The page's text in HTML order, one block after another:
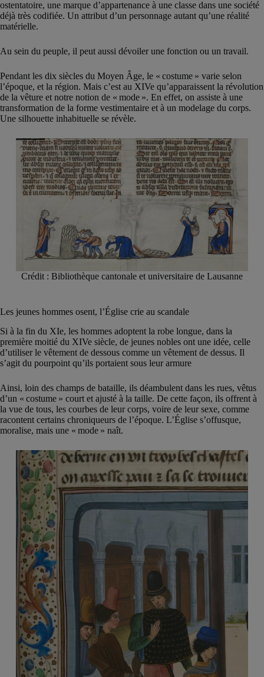
ostentatoire, une marque d’appartenance à une classe dans une société
déjà très codifiée. Un attribut d’un personnage autant qu’une réalité
matérielle.
Au sein du peuple, il peut aussi dévoiler une fonction ou un travail.
Pendant les dix siècles du Moyen Âge, le « costume » varie selon
l’époque, et la région. Mais c’est au XIVe qu’apparaissent la révolution
de la vêture et notre notion de « mode ». En effet, on assiste à une
transformation de la forme vestimentaire et à un modelage du corps.
Une silhouette inhabituelle se révèle.
Crédit : Bibliothèque cantonale et universitaire de Lausanne
Les jeunes hommes osent, l’Église crie au scandale
Si à la fin du XIe, les hommes adoptent la robe longue, dans la
première moitié du XIVe siècle, de jeunes nobles ont une idée, celle
d’utiliser le vêtement de dessous comme un vêtement de dessus. Il
s’agit du pourpoint qu’ils portaient sous leur armure
Ainsi, loin des champs de bataille, ils déambulent dans les rues, vêtus
d’un « costume » court et ajusté à la taille. De cette façon, ils offrent à
la vue de tous, les courbes de leur corps, voire de leur sexe, comme
racontent certains chroniqueurs de l’époque. L’Église s’offusque,
moralise, mais une « mode » naît.